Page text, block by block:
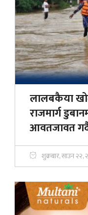
लालबकैया
राजमार्ग
आवतजावत
शुक्रबार, साउन २२,